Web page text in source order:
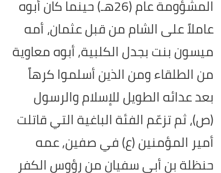
المشؤومة عام (26هـ) حينما كان أبوه
عاملاً على الشام من قبل عثمان، أمه
ميسون بنت بجدل الكلبية, أبوه معاوية
من الطلقاء ومن الذين أسلموا كرهاً
بعد عدائه الطويل للإسلام والرسول
(ص)، ثم تزعّم الفئة الباغية التي قاتلت
أمير المؤمنين (ع) في صفين, عمه
حنظلة بن أبي سفيان من رؤوس الكفر